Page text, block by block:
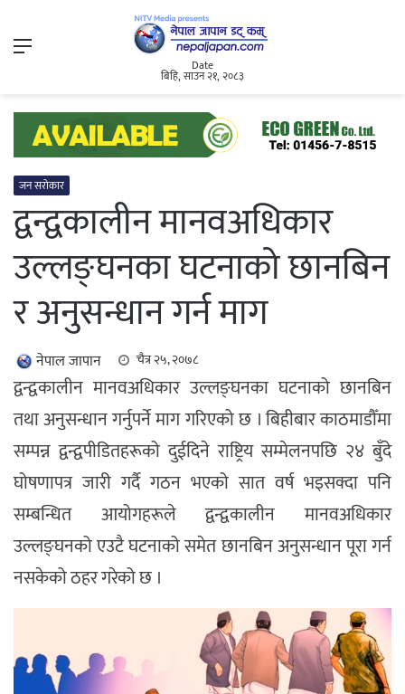
Menu
Date
बिहि, साउन २१, २०८३
जन सरोकार
द्वन्द्वकालीन मानवअधिकार
उल्लङ्घनका घटनाको छानबिन
र अनुसन्धान गर्न माग
नेपाल जापान चैत्र २५, २०७८
द्वन्द्वकालीन मानवअधिकार उल्लङ्घनका घटनाको छानबिन
तथा अनुसन्धान गर्नुपर्ने माग गरिएको छ । बिहीबार काठमाडौँमा
सम्पन्न द्वन्द्वपीडितहरूको दुईदिने राष्ट्रिय सम्मेलनपछि २४ बुँदे
घोषणापत्र जारी गर्दै गठन भएको सात वर्ष भइसक्दा पनि
सम्बन्धित आयोगहरूले द्वन्द्वकालीन मानवअधिकार
उल्लङ्घनको एउटै घटनाको समेत छानबिन अनुसन्धान पूरा गर्न
नसकेको ठहर गरेको छ ।